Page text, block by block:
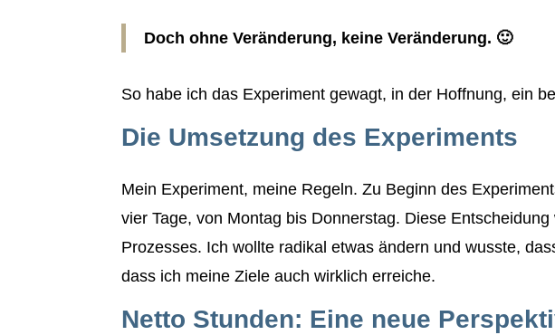
Doch ohne Veränderung, keine Veränderung. 🙂
So habe ich das Experiment gewagt, in der Hoffnung, ein
Die Umsetzung des Experiments
Mein Experiment, meine Regeln. Zu Beginn des
vier Tage, von Montag bis Donnerstag. Diese
Prozesses. Ich wollte radikal etwas ändern und wusste,
dass ich meine Ziele auch wirklich erreiche.
Netto Stunden: Eine neue